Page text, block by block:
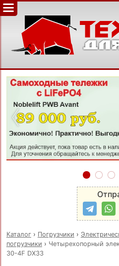
‹
Каталог› Погрузчики ›
погрузчики › Четырехопорный
30-4F DX33